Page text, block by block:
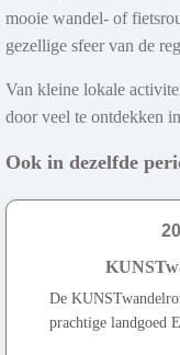
mooie wandel- of
gezellige sfeer van de
Van kleine lokale
door veel te ontdekken
Ook in dezelfde
De
prachtige landgoed